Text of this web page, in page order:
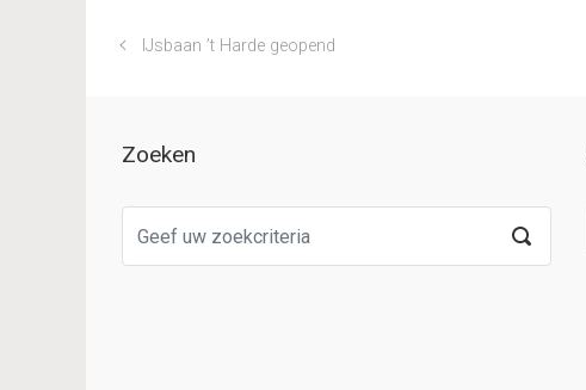
IJsbaan ’t Harde geopend
Zoeken